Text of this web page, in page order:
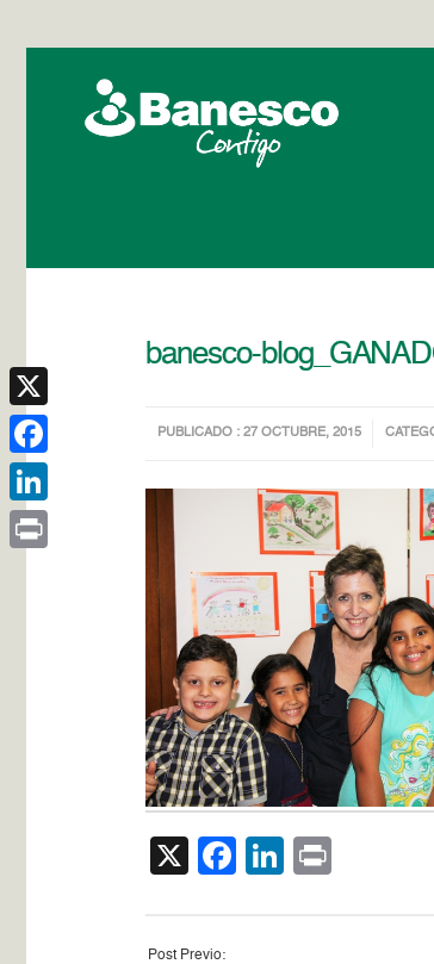
banesco-
PUBLICADO : 27 OCTUBRE, 2015
X Facebook
LinkedIn
Post Previo:
X
Facebook
LinkedIn